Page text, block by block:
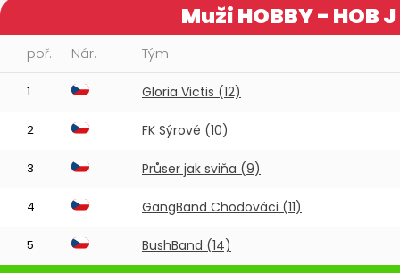
Muži HOBBY - HOB J
poř. Nár. Tým
1 Gloria Victis (12)
2 FK Sýrové (10)
3 Průser jak sviňa (9)
4 GangBand Chodováci (11)
5 BushBand (14)